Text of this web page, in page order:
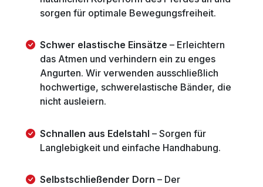
sorgen für optimale Bewegungsfreiheit.
Schwer elastische Einsätze – Erleichtern
das Atmen und verhindern ein zu enges
Angurten. Wir verwenden ausschließlich
hochwertige, schwerelastische Bänder, die
nicht ausleiern.
Schnallen aus Edelstahl – Sorgen für
Langlebigkeit und einfache Handhabung.
Selbstschließender Dorn – Der